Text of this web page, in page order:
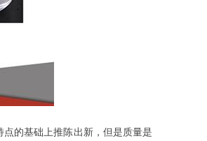
的基础上推陈出新，但是质量是